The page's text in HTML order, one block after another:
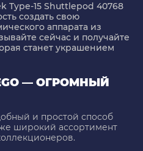
Type-15 Shuttlepod 40768
создать свою
аппарата из
сейчас и получайте
станет украшением
— ОГРОМНЫЙ
и простой способ
широкий ассортимент